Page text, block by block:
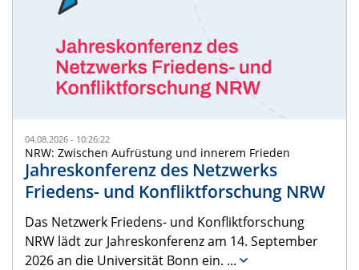
04.08.2026 - 10:26:22
NRW: Zwischen Aufrüstung und innerem Frieden
Jahreskonferenz des Netzwerks
Friedens- und Konfliktforschung NRW
Das Netzwerk Friedens- und Konfliktforschung
NRW lädt zur Jahreskonferenz am 14. September
2026 an die Universität Bonn ein. ...